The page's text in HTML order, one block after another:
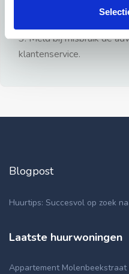
3: Meld bij misbruik de
klantenservice.
Blogpost
Huurtips: Succesvol op zoek
Laatste huurwoningen
Appartement Molenbeekstraat